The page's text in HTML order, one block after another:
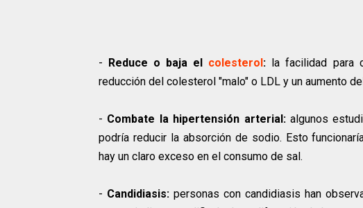
- Reduce o baja el colesterol: la facilidad para
reducción del colesterol "malo" o LDL y un aumento
- Combate la hipertensión arterial:algunos
podría reducir la absorción de sodio. Esto
hay un claro exceso en el consumo de sal.
- Candidiasis:personas con candidiasis han